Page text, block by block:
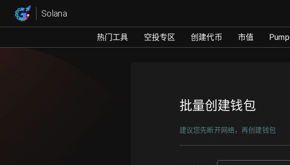
Solana
热门工具 空投专区 创建代币 市值 Pump
批量创建钱包
建议您先断开网络，再创建钱包